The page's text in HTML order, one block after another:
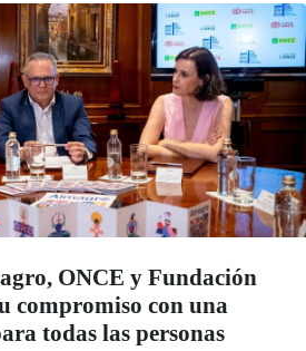
ONCE y Fundación
compromiso con una
todas las personas